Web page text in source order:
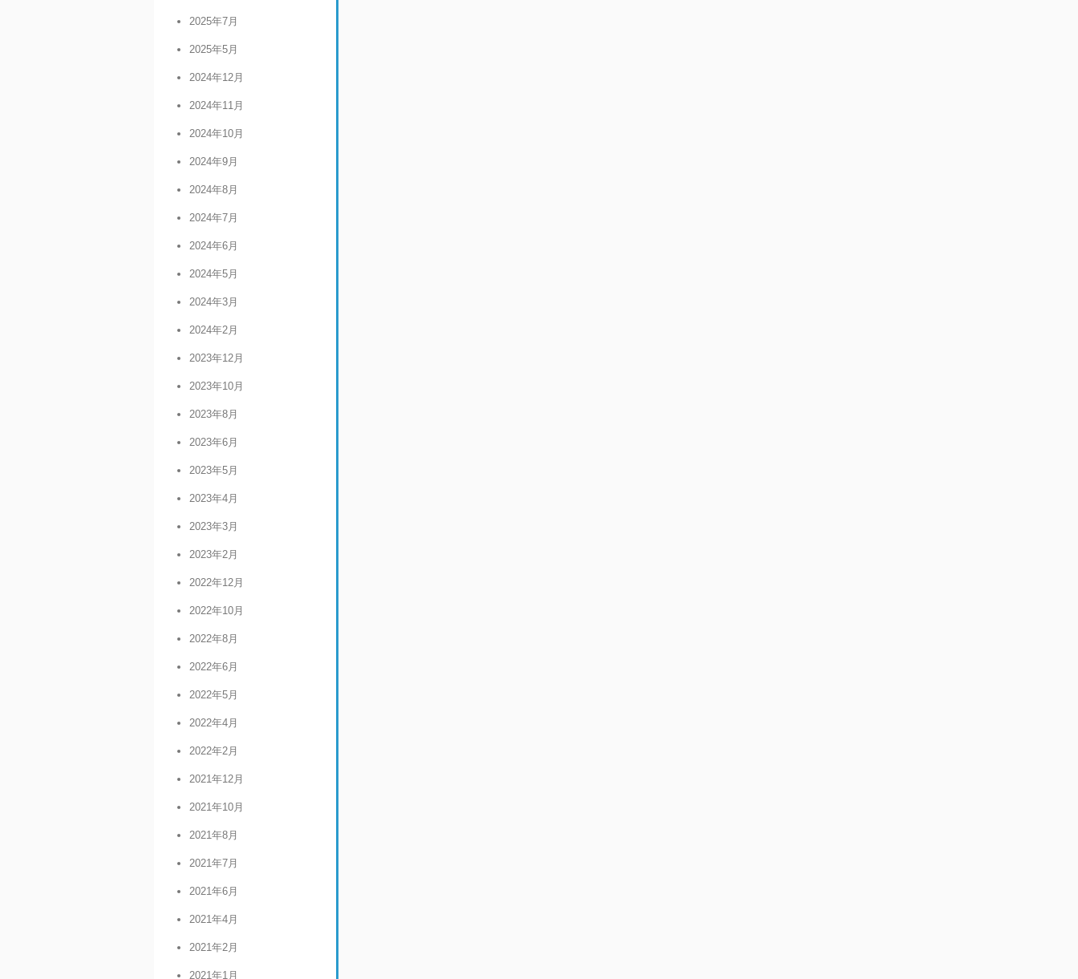
2025年7月
2025年5月
2024年12月
2024年11月
2024年10月
2024年9月
2024年8月
2024年7月
2024年6月
2024年5月
2024年3月
2024年2月
2023年12月
2023年10月
2023年8月
2023年6月
2023年5月
2023年4月
2023年3月
2023年2月
2022年12月
2022年10月
2022年8月
2022年6月
2022年5月
2022年4月
2022年2月
2021年12月
2021年10月
2021年8月
2021年7月
2021年6月
2021年4月
2021年2月
2021年1月